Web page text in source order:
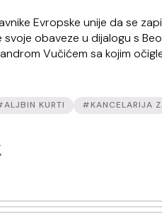
Evropske unije da se
obaveze u dijalogu s
Vučićem sa kojim
KURTI #KANCELARIJA